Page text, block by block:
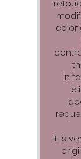
color
in
it is